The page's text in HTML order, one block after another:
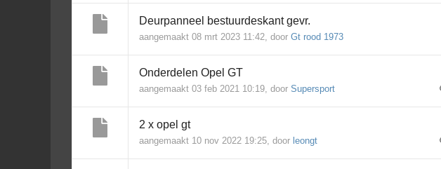
Deurpanneel bestuurdeskant gevr.
aangemaakt 08 mrt 2023 11:42, door Gt rood 1973
Onderdelen Opel GT
aangemaakt 03 feb 2021 10:19, door Supersport
2 x opel gt
aangemaakt 10 nov 2022 19:25, door leongt